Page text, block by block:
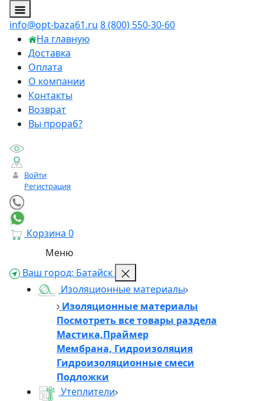
info@opt-baza61.ru 8 (800) 550-30-60
На главную
Доставка
Оплата
О компании
Контакты
Возврат
Вы прораб?
Войти
Регистрация
Корзина 0
Меню
Ваш город: Батайск
Изоляционные материалы
Изоляционные материалы
Посмотреть все товары раздела
Мастика,Праймер
Мембрана, Гидроизоляция
Гидроизоляционные смеси
Подложки
Утеплители